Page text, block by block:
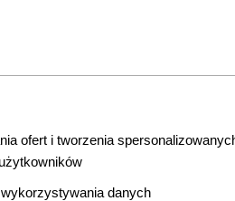
ofert i tworzenia
danych